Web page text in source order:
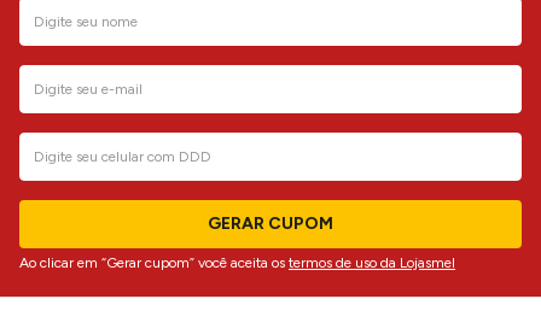
GERAR CUPOM
Ao clicar em “Gerar cupom” você aceita os termos de uso da Lojasmel